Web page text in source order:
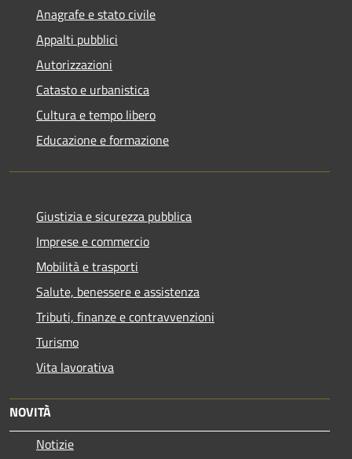
Anagrafe e stato civile
Appalti pubblici
Autorizzazioni
Catasto e urbanistica
Cultura e tempo libero
Educazione e formazione
Giustizia e sicurezza pubblica
Imprese e commercio
Mobilità e trasporti
Salute, benessere e assistenza
Tributi, finanze e contravvenzioni
Turismo
Vita lavorativa
NOVITÀ
Notizie